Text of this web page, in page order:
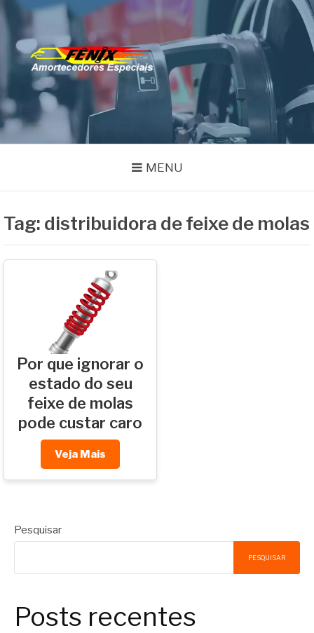
Pular
conteúdo
FENIX
AMORTECEDORES
Especialistas em Remanufatura de Amortecedores
MENU
Tag: distribuidora de feixe de molas
Por que ignorar o
estado do seu
feixe de molas
pode custar caro
Veja Mais
Pesquisar
PESQUISAR
Posts recentes